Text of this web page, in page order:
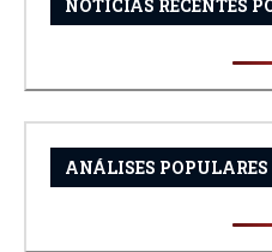
NOTÍCIAS RECENTES
ANÁLISES